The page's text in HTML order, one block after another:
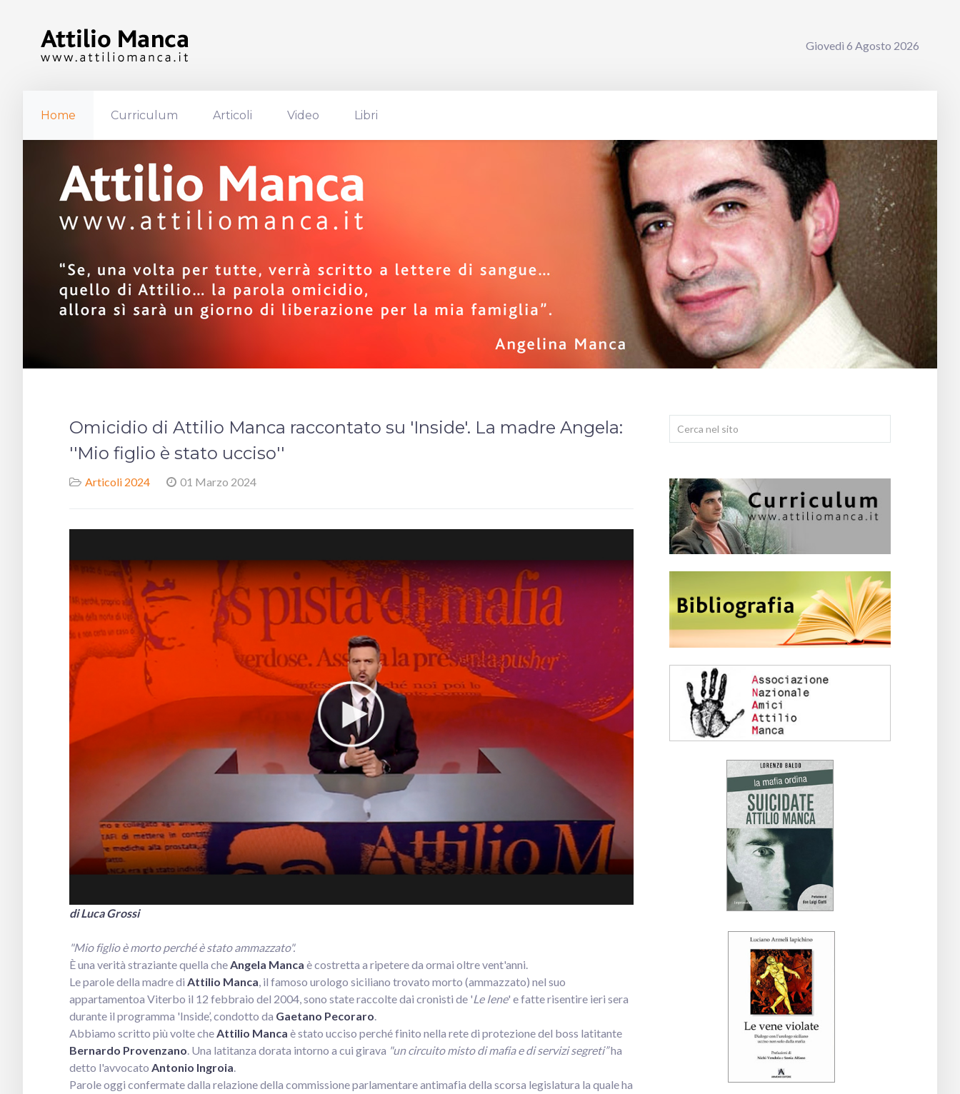
Giovedì 6 Agosto 2026
Home Curriculum Articoli Video Libri
Omicidio di Attilio Manca raccontato su 'Inside'. La madre Angela:
''Mio figlio è stato ucciso''
Articoli 2024 01 Marzo 2024
di Luca Grossi
"Mio figlio è morto perché è stato ammazzato".
È una verità straziante quella cheAngela Manca è costretta a ripetere da ormai oltre vent'anni.
Le parole della madre di Attilio Manca, il famoso urologo siciliano trovato morto (ammazzato) nel suo
appartamentoa Viterbo il 12 febbraio del 2004, sono state raccolte dai cronisti de 'Le Iene' e fatte risentire ieri sera
durante il programma 'Inside’, condotto da Gaetano Pecoraro.
Abbiamo scritto più volte cheAttilio Manca è stato ucciso perché finito nella rete di protezione del boss latitante
Bernardo Provenzano. Una latitanza dorata intorno a cui girava "un circuito misto di mafia e di servizi segreti”ha
detto l'avvocato Antonio Ingroia.
Parole oggi confermate dalla relazione della commissione parlamentare antimafia della scorsa legislatura la quale ha
Cerca...